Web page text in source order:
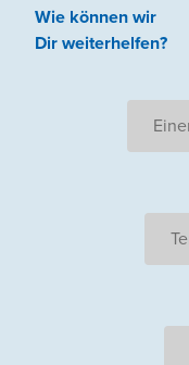
Wie können wir
Dir weiterhelfen?